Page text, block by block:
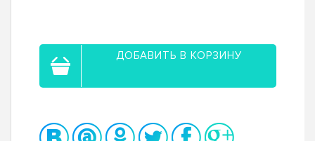
ДОБАВИТЬ В КОРЗИНУ